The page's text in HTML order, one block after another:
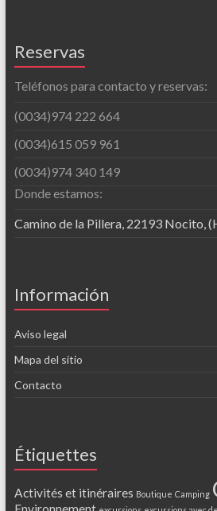
Reservas
Teléfonos para contacto y reservas:
(0034)974 222 664
(0034)615 059 961
(0034)974 340 149
Donde estamos:
Camino de la Pillera, 22193 Nocito,
Información
Aviso legal
Mapa del sitio
Contacto
Étiquettes
Activités et itinéraires Boutique Camping